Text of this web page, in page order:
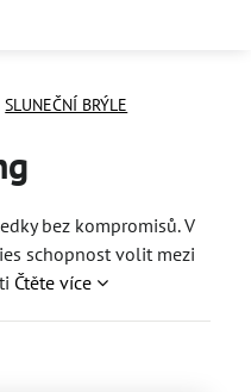
SLUNEČNÍ BRÝLE
bez kompromisů. V
schopnost volit mezi
Čtěte více